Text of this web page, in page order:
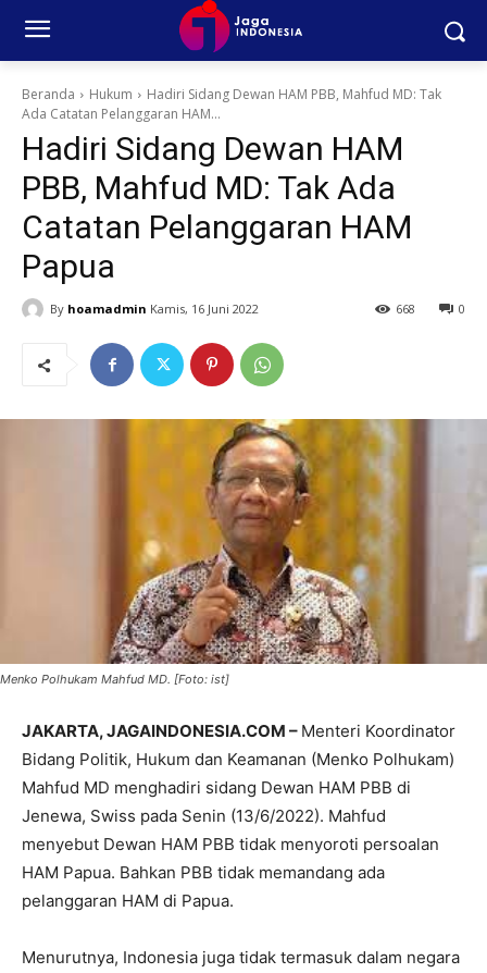
Beranda Hukum
Hadiri Sidang Dewan HAM PBB, Mahfud MD: Tak
Ada Catatan Pelanggaran HAM...
Hadiri Sidang Dewan HAM
PBB, Mahfud MD: Tak Ada
Catatan Pelanggaran HAM
Papua
By hoamadmin Kamis, 16 Juni 2022 0
668
Menko Polhukam Mahfud MD. [Foto: ist]
JAKARTA, JAGAINDONESIA.COM – Menteri Koordinator
Bidang Politik, Hukum dan Keamanan (Menko Polhukam)
Mahfud MD menghadiri sidang Dewan HAM PBB di
Jenewa, Swiss pada Senin (13/6/2022). Mahfud
menyebut Dewan HAM PBB tidak menyoroti persoalan
HAM Papua. Bahkan PBB tidak memandang ada
pelanggaran HAM di Papua.
Menurutnya, Indonesia juga tidak termasuk dalam negara